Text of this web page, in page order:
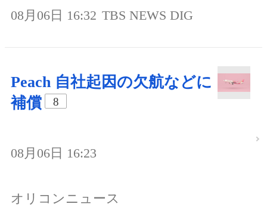
08月06日 16:32 TBS NEWS DIG
Peach 自社起因の欠航などに
補償
8
08月06日 16:23
オリコンニュース